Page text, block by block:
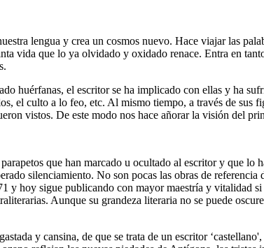
lengua y crea un cosmos nuevo. Hace viajar las
vida que lo ya olvidado y oxidado renace. Entra en
huérfanas, el escritor se ha implicado con ellas y ha
el culto a lo feo, etc. Al mismo tiempo, a través de sus
vistos. De este modo nos hace añorar la visión del
que han marcado u ocultado al escritor y que
silenciamiento. No son pocas las obras de
y hoy sigue publicando con mayor maestría y vitalidad
Aunque su grandeza literaria no se puede
y cansina, de que se trata de un escritor